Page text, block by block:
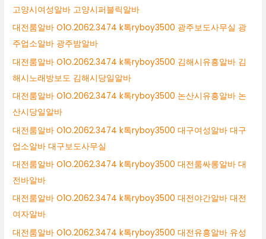
고양시여성알바 고양시퍼블릭알바
대전룸알바 O1O.2062.3474 k톡ryboy3500 광주보도사무실 광
주업소알바 광주밤알바
대전룸알바 O1O.2062.3474 k톡ryboy3500 김해시유흥알바 김
해시노래방보도 김해시당일알바
대전룸알바 O1O.2062.3474 k톡ryboy3500 논산시유흥알바 논
산시당일알바
대전룸알바 O1O.2062.3474 k톡ryboy3500 대구여성알바 대구
업소알바 대구보도사무실
대전룸알바 O1O.2062.3474 k톡ryboy3500 대전룸싸롱알바 대
전바알바
대전룸알바 O1O.2062.3474 k톡ryboy3500 대전야간알바 대전
여자알바
대전룸알바 O1O.2062.3474 k톡ryboy3500 대전유흥알바 유성